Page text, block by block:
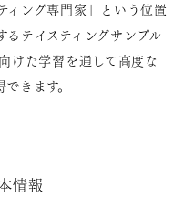
ィング専門家」という位置
テイスティングサンプル
けた学習を通して高度な
きます。
情報